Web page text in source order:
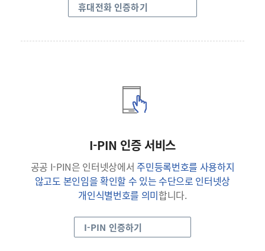
휴대전화 인증하기
I-PIN 인증 서비스
공공 I-PIN은 인터넷상에서주민등록번호를 사용하지
않고도 본인임을 확인할 수 있는 수단으로 인터넷상
개인식별번호를 의미합니다.
I-PIN 인증하기